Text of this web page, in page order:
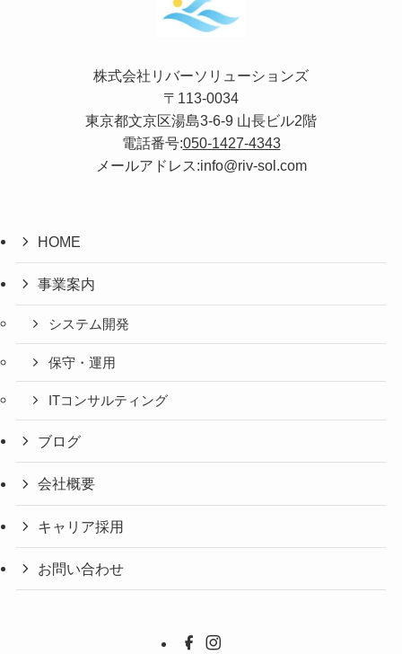
株式会社リバーソリューションズ
〒113-0034
東京都文京区湯島3-6-9 山長ビル2階
電話番号:050-1427-4343
メールアドレス:info@riv-sol.com
HOME
事業案内
システム開発
保守・運用
ITコンサルティング
ブログ
会社概要
キャリア採用
お問い合わせ